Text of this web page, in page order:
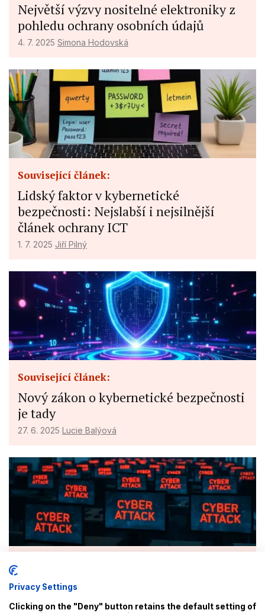
Největší výzvy nositelné elektroniky z
pohledu ochrany osobních údajů
4. 7. 2025 Simona Hodovská
Související článek:
Lidský faktor v kybernetické
bezpečnosti: Nejslabší i nejsilnější
článek ochrany ICT
1. 7. 2025 Jiří Pilný
Související článek:
Nový zákon o kybernetické bezpečnosti
je tady
27. 6. 2025 Lucie Balýová
Zkontrolujte si proces pro řízení
incidentů, jinak vám hrozí pokuta!
Privacy Settings
Clicking on the "Deny" button retains the default setting of